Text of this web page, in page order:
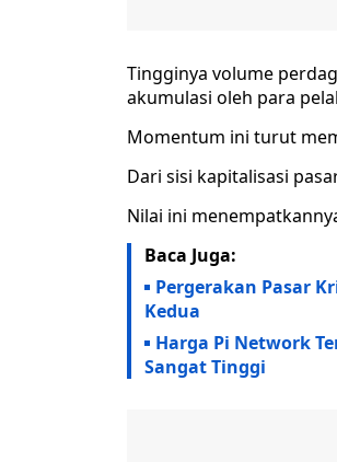
Tingginya volume
akumulasi oleh para
Momentum ini turut
Dari sisi kapitalisasi
Nilai ini
Baca Juga:
Pergerakan Pasar
Kedua
Harga Pi Network
Sangat Tinggi